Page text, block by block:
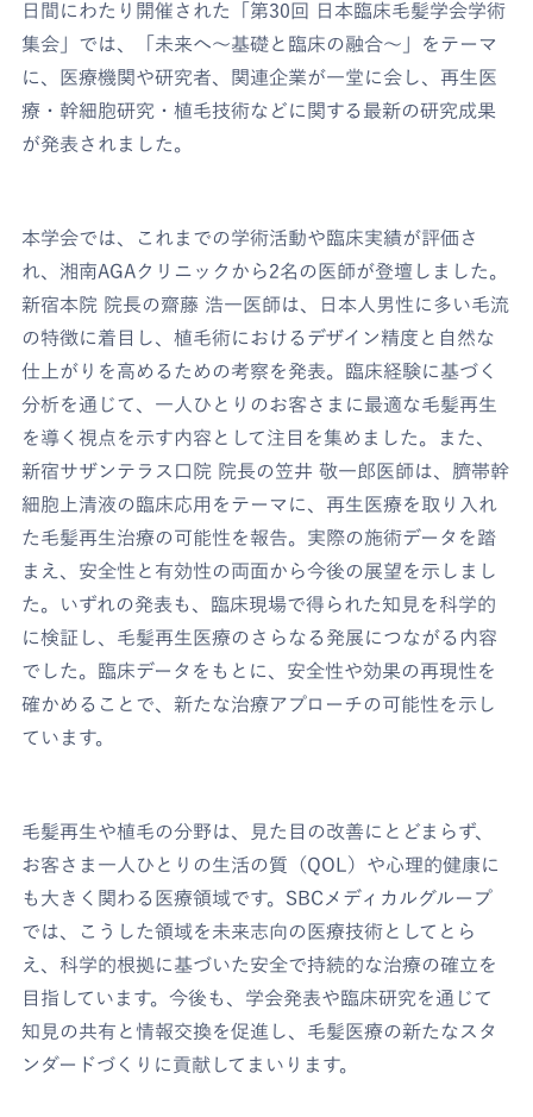
日間にわたり開催された「第30回 日本臨床毛髪学会学術
集会」では、「未来へ～基礎と臨床の融合～」をテーマ
に、医療機関や研究者、関連企業が一堂に会し、再生医
療・幹細胞研究・植毛技術などに関する最新の研究成果
が発表されました。
本学会では、これまでの学術活動や臨床実績が評価さ
れ、湘南AGAクリニックから2名の医師が登壇しました。
新宿本院 院長の齋藤 浩一医師は、日本人男性に多い毛流
の特徴に着目し、植毛術におけるデザイン精度と自然な
仕上がりを高めるための考察を発表。臨床経験に基づく
分析を通じて、一人ひとりのお客さまに最適な毛髪再生
を導く視点を示す内容として注目を集めました。また、
新宿サザンテラス口院 院長の笠井 敬一郎医師は、臍帯幹
細胞上清液の臨床応用をテーマに、再生医療を取り入れ
た毛髪再生治療の可能性を報告。実際の施術データを踏
まえ、安全性と有効性の両面から今後の展望を示しまし
た。いずれの発表も、臨床現場で得られた知見を科学的
に検証し、毛髪再生医療のさらなる発展につながる内容
でした。臨床データをもとに、安全性や効果の再現性を
確かめることで、新たな治療アプローチの可能性を示し
ています。
毛髪再生や植毛の分野は、見た目の改善にとどまらず、
お客さま一人ひとりの生活の質（QOL）や心理的健康に
も大きく関わる医療領域です。SBCメディカルグループ
では、こうした領域を未来志向の医療技術としてとら
え、科学的根拠に基づいた安全で持続的な治療の確立を
目指しています。今後も、学会発表や臨床研究を通じて
知見の共有と情報交換を促進し、毛髪医療の新たなスタ
ンダードづくりに貢献してまいります。